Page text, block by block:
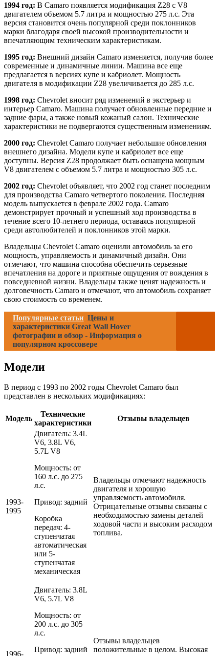
1994 год: В Camaro появляется модификация Z28 с V8
двигателем объемом 5.7 литра и мощностью 275 л.с. Эта
версия становится очень популярной среди поклонников
марки благодаря своей высокой производительности и
впечатляющим техническим характеристикам.
1995 год: Внешний дизайн Camaro изменяется, получив более
современные и динамичные линии. Машина все еще
предлагается в версиях купе и кабриолет. Мощность
двигателя в модификации Z28 увеличивается до 285 л.с.
1998 год: Chevrolet вносит ряд изменений в экстерьер и
интерьер Camaro. Машина получает обновленные передние и
задние фары, а также новый кожаный салон. Технические
характеристики не подвергаются существенным изменениям.
2000 год: Chevrolet Camaro получает небольшие обновления
внешнего дизайна. Модели купе и кабриолет все еще
доступны. Версия Z28 продолжает быть оснащена мощным
V8 двигателем с объемом 5.7 литра и мощностью 305 л.с.
2002 год: Chevrolet объявляет, что 2002 год станет последним
для производства Camaro четвертого поколения. Последняя
модель выпускается в феврале 2002 года. Camaro
демонстрирует прочный и успешный ход производства в
течение всего 10-летнего периода, оставаясь популярной
среди автолюбителей и поклонников этой марки.
Владельцы Chevrolet Camaro оценили автомобиль за его
мощность, управляемость и динамичный дизайн. Они
отмечают, что машина способна обеспечить серьезные
впечатления на дороге и приятные ощущения от вождения в
повседневной жизни. Владельцы также ценят надежность и
долговечность Camaro и отмечают, что автомобиль сохраняет
свою стоимость со временем.
Популярные статьи Цены и
характеристики Great Wall Hover
фотографии и обзор - Информация о
популярном кроссовере
Модели
В период с 1993 по 2002 годы Chevrolet Camaro был
представлен в нескольких модификациях:
Модель
Технические
характеристики
Отзывы владельцев
1993-
1995
Двигатель: 3.4L
V6, 3.8L V6,
5.7L V8
Мощность: от
160 л.с. до 275
л.с.
Привод: задний
Коробка
передач: 4-
ступенчатая
автоматическая
или 5-
ступенчатая
механическая
Владельцы отмечают надежность
двигателя и хорошую
управляемость автомобиля.
Отрицательные отзывы связаны с
необходимостью замены деталей
ходовой части и высоким расходом
топлива.
1996-
Двигатель: 3.8L
V6, 5.7L V8
Мощность: от
200 л.с. до 305
л.с.
Привод: задний
Отзывы владельцев
положительные в целом. Высокая